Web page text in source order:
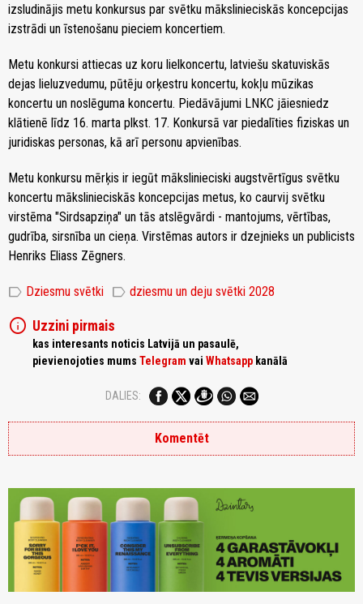
izsludinājis metu konkursus par svētku mākslinieciskās koncepcijas
izstrādi un īstenošanu pieciem koncertiem.
Metu konkursi attiecas uz koru lielkoncertu, latviešu skatuviskās
dejas lieluzvedumu, pūtēju orķestru koncertu, kokļu mūzikas
koncertu un noslēguma koncertu. Piedāvājumi LNKC jāiesniedz
klātienē līdz 16. marta plkst. 17. Konkursā var piedalīties fiziskas un
juridiskas personas, kā arī personu apvienības.
Metu konkursu mērķis ir iegūt mākslinieciski augstvērtīgus svētku
koncertu mākslinieciskās koncepcijas metus, ko caurvij svētku
virstēma "Sirdsapziņa" un tās atslēgvārdi - mantojums, vērtības,
gudrība, sirsnība un cieņa. Virstēmas autors ir dzejnieks un publicists
Henriks Eliass Zēgners.
label Dziesmu svētki label dziesmu un deju svētki 2028
info Uzzini pirmais
kas interesants noticis Latvijā un pasaulē,
pievienojoties mums Telegram vai Whatsapp kanālā
DALIES:
Komentēt